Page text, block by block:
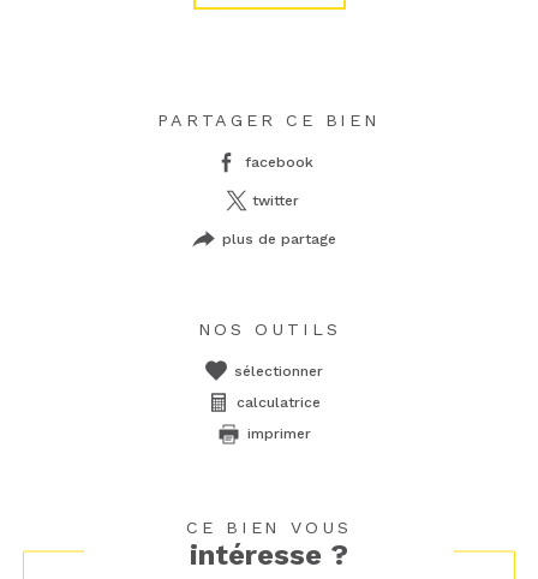
PARTAGER CE BIEN
facebook
twitter
plus de partage
NOS OUTILS
sélectionner
calculatrice
imprimer
CE BIEN VOUS
intéresse ?